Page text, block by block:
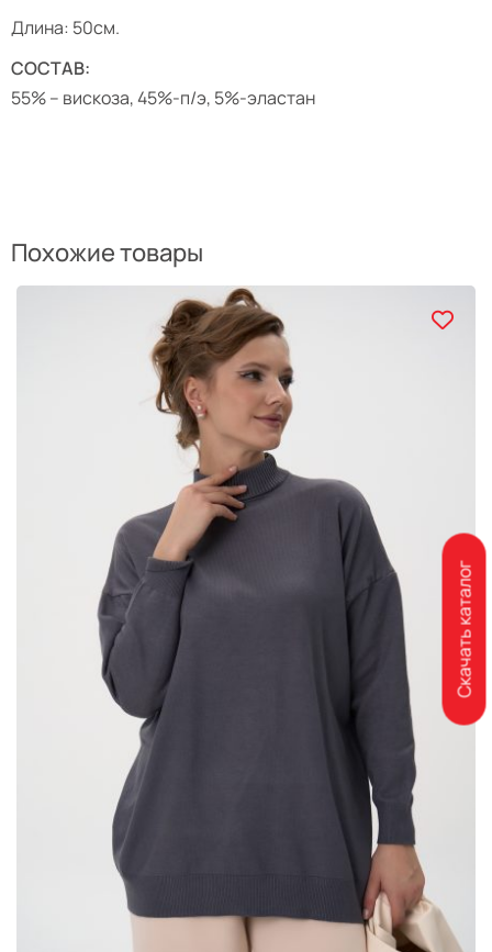
Длина: 50см.
СОСТАВ:
55% – вискоза, 45%-п/э, 5%-эластан
Похожие товары
Скачать каталог